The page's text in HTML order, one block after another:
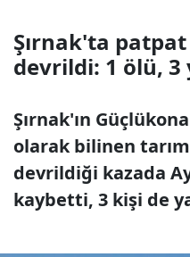
Şırnak'ta
devrildi: 1 ölü, 3
Şırnak'ın
olarak bilinen
devrildiği kazada
kaybetti, 3 kişi de